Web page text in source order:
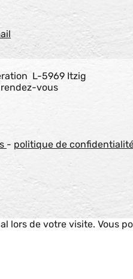
L-5969 Itzig
vous
- politique de
lors de votre visite. Vous